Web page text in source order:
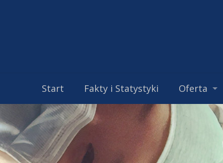
Start Fakty i Statystyki Oferta